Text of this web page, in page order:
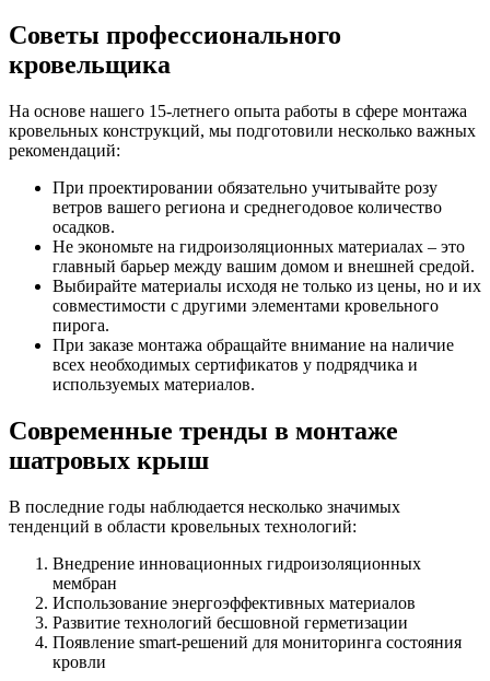
Советы профессионального
кровельщика
На основе нашего 15-летнего опыта работы в сфере монтажа
кровельных конструкций, мы подготовили несколько важных
рекомендаций:
При проектировании обязательно учитывайте розу
ветров вашего региона и среднегодовое количество
осадков.
Не экономьте на гидроизоляционных материалах – это
главный барьер между вашим домом и внешней средой.
Выбирайте материалы исходя не только из цены, но и их
совместимости с другими элементами кровельного
пирога.
При заказе монтажа обращайте внимание на наличие
всех необходимых сертификатов у подрядчика и
используемых материалов.
Современные тренды в монтаже
шатровых крыш
В последние годы наблюдается несколько значимых
тенденций в области кровельных технологий:
Внедрение инновационных гидроизоляционных
мембран
Использование энергоэффективных материалов
Развитие технологий бесшовной герметизации
Появление smart-решений для мониторинга состояния
кровли